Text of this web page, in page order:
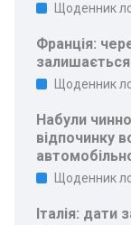
Щоденник
Франція:
Щоденник
Набули
відпочинку
Щоденник
Італія: дати